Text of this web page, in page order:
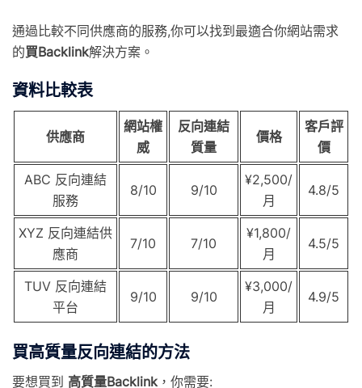
通過比較不同供應商的服務,你可以找到最適合你網站需求
的買Backlink解決方案。
資料比較表
供應商
網站權
威
反向連結
質量
價格
客戶評
價
ABC 反向連結
服務
8/10 9/10
¥2,500/
月
4.8/5
XYZ 反向連結供
應商
7/10 7/10
¥1,800/
月
4.5/5
TUV 反向連結
平台
9/10 9/10
¥3,000/
月
4.9/5
買高質量反向連結的方法
要想買到 高質量Backlink ，你需要: